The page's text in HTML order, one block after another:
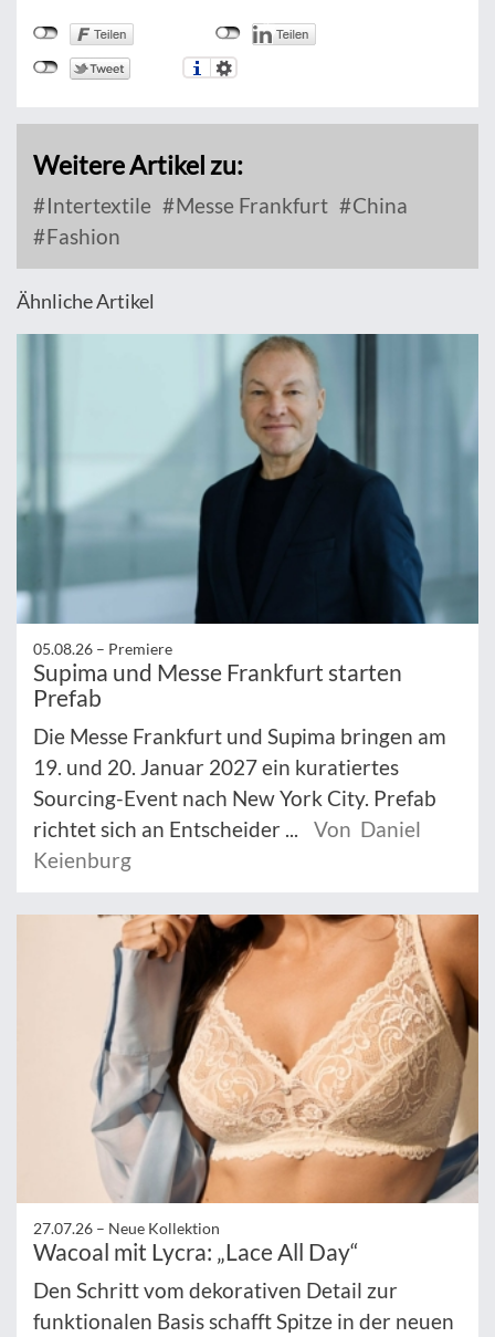
Weitere Artikel zu:
Intertextile Messe Frankfurt
China
Fashion
Ähnliche Artikel
05.08.26 – Premiere
Supima und Messe Frankfurt starten
Prefab
Die Messe Frankfurt und Supima bringen am
19. und 20. Januar 2027 ein kuratiertes
Sourcing-Event nach New York City. Prefab
richtet sich an Entscheider ...
Von Daniel
Keienburg
27.07.26 – Neue Kollektion
Wacoal mit Lycra: „Lace All Day“
Den Schritt vom dekorativen Detail zur
funktionalen Basis schafft Spitze in der neuen